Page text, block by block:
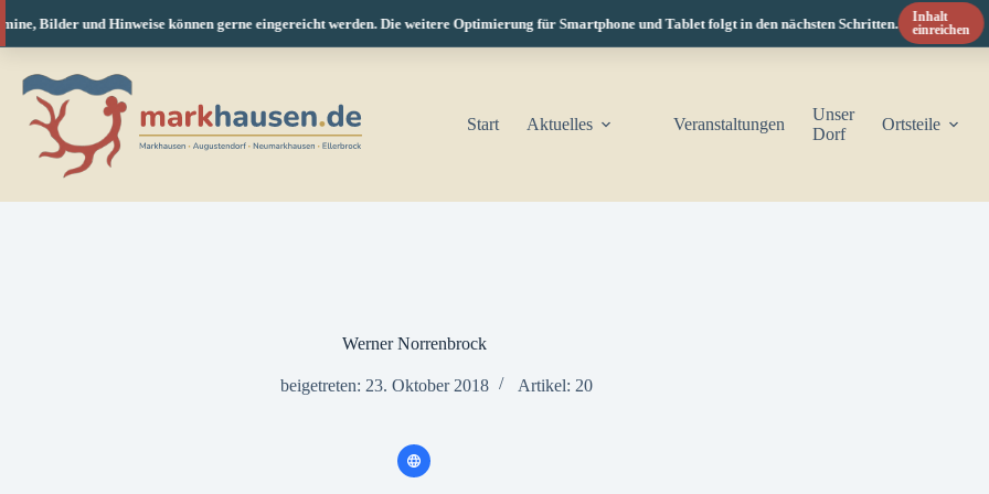
Bilder und Hinweise können gerne eingereicht werden. Die weitere Optimierung für Smartphone und Tablet folgt in den nächsten Schritten.
Inhalt
einreichen
Inhalt
springen
Start
Aktuelles Veranstaltungen
Unser
Dorf
Ortsteile
Werner Norrenbrock
beigetreten: 23. Oktober 2018 Artikel: 20